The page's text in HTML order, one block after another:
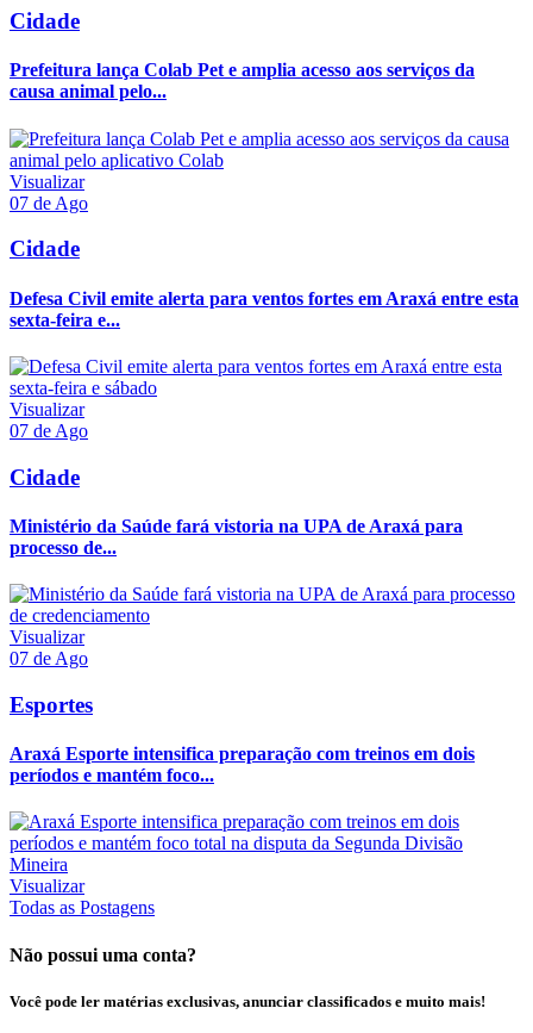
Cidade
Prefeitura lança Colab Pet e amplia acesso aos serviços da
causa animal pelo...
Visualizar
07 de Ago
Cidade
Defesa Civil emite alerta para ventos fortes em Araxá entre esta
sexta-feira e...
Visualizar
07 de Ago
Cidade
Ministério da Saúde fará vistoria na UPA de Araxá para
processo de...
Visualizar
07 de Ago
Esportes
Araxá Esporte intensifica preparação com treinos em dois
períodos e mantém foco...
Visualizar
Todas as Postagens
Não possui uma conta?
Você pode ler matérias exclusivas, anunciar classificados e muito mais!